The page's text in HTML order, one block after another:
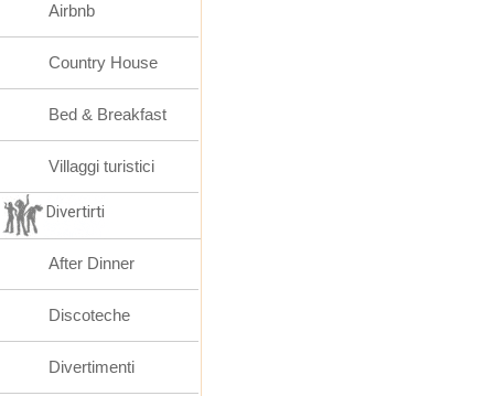
Airbnb
Country House
Bed & Breakfast
Villaggi turistici
Divertirti
After Dinner
Discoteche
Divertimenti